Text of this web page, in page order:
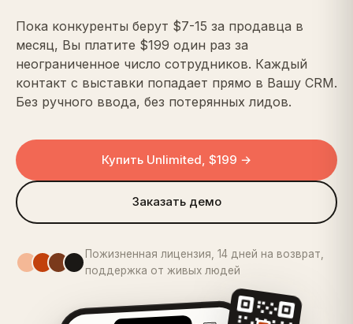
Пока конкуренты берут $7-15 за продавца в
месяц, Вы платите $199 один раз за
неограниченное число сотрудников. Каждый
контакт с выставки попадает прямо в Вашу CRM.
Без ручного ввода, без потерянных лидов.
Купить Unlimited, $199 →
Заказать демо
Пожизненная лицензия, 14 дней на возврат,
поддержка от живых людей